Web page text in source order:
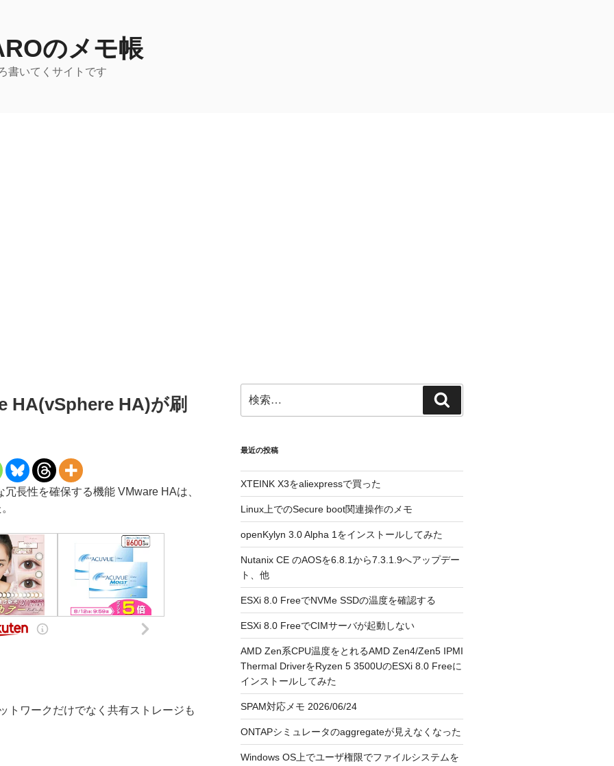
のメモ帳
書いてくサイトです
HA(vSphere HA)が刷
長性を確保する機能 VMware HAは、
トワークだけでなく共有ストレージも
索:
索
最近の投稿
XTEINK X3をaliexpressで買った
Linux上でのSecure boot関連操作のメモ
openKylyn 3.0 Alpha 1をインストールしてみた
Nutanix CE のAOSを6.8.1から7.3.1.9へアップデー
ト、他
ESXi 8.0 FreeでNVMe SSDの温度を確認する
ESXi 8.0 FreeでCIMサーバが起動しない
AMD Zen系CPU温度をとれるAMD Zen4/Zen5 IPMI
Thermal DriverをRyzen 5 3500UのESXi 8.0 Freeに
インストールしてみた
SPAM対応メモ 2026/06/24
ONTAPシミュレータのaggregateが見えなくなった
Windows OS上でユーザ権限でファイルシステムを